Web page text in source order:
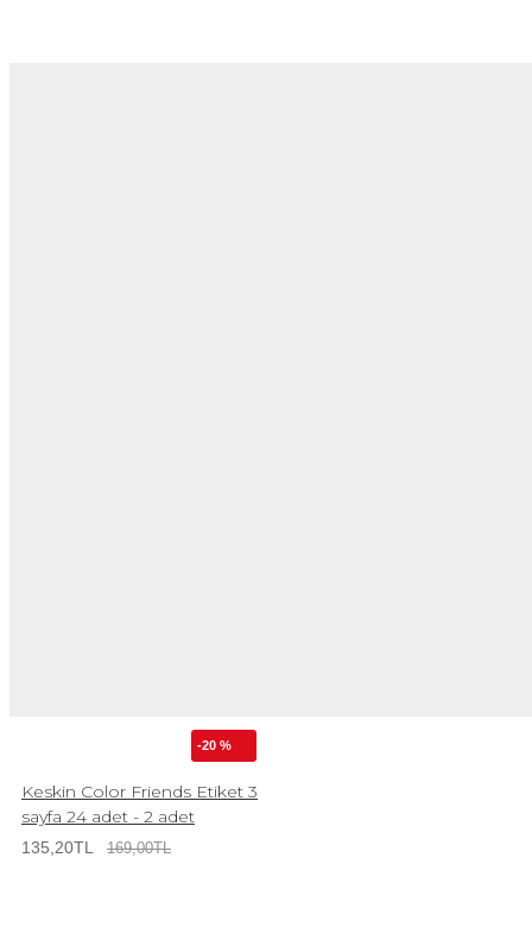
-20 %
Keskin Color Friends Etiket 3
sayfa 24 adet - 2 adet
135,20TL 169,00TL